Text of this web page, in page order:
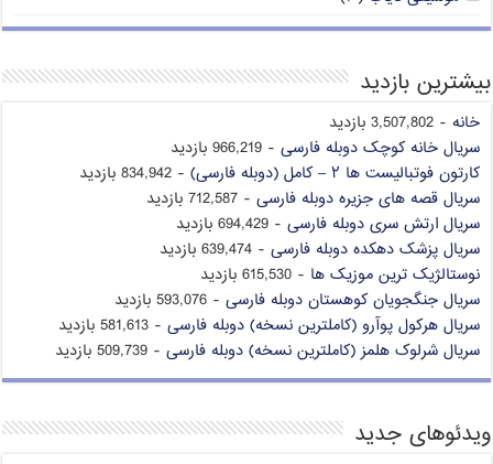
بیشترین بازدید
خانه - 3,507,802 بازدید
سریال خانه کوچک دوبله فارسی - 966,219 بازدید
کارتون فوتبالیست ها ۲ – کامل (دوبله فارسی)
- 834,942 بازدید
سریال قصه های جزیره دوبله فارسی - 712,587 بازدید
سریال ارتش سری دوبله فارسی - 694,429 بازدید
سریال پزشک دهکده دوبله فارسی - 639,474 بازدید
نوستالژیک ترین موزیک ها - 615,530 بازدید
سریال جنگجویان کوهستان دوبله فارسی - 593,076 بازدید
سریال هرکول پوآرو (کاملترین نسخه) دوبله فارسی - 581,613 بازدید
سریال شرلوک هلمز (کاملترین نسخه) دوبله فارسی - 509,739 بازدید
ویدئوهای جدید